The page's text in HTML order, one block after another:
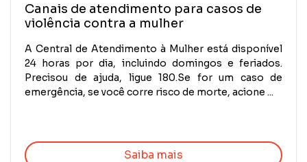
Canais de atendimento para casos de
violência contra a mulher
A Central de Atendimento à Mulher está disponível
24 horas por dia, incluindo domingos e feriados.
Precisou de ajuda, ligue 180.Se for um caso de
emergência, se você corre risco de morte, acione ...
Saiba mais